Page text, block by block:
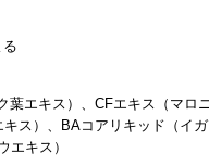
エキス）、CFエキス（マ
ス）、BAコアリキッド（
エキス）